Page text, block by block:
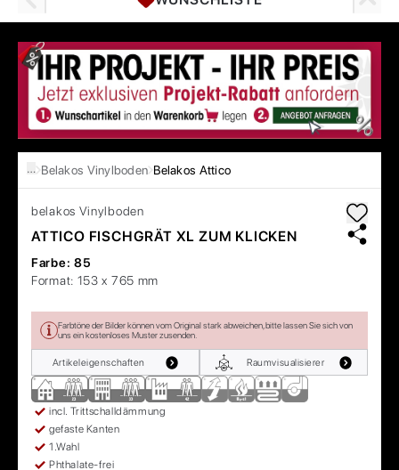
… Belakos Vinylboden Belakos Attico
belakos Vinylboden
ATTICO FISCHGRÄT XL ZUM KLICKEN
Farbe: 85
Format: 153 x 765 mm
Farbtöne der Bilder können vom Original stark abweichen, bitte lassen Sie sich von
uns ein kostenloses Muster zusenden.
Artikeleigenschaften Raumvisualisierer
incl. Trittschalldämmung
gefaste Kanten
1.Wahl
Phthalate-frei